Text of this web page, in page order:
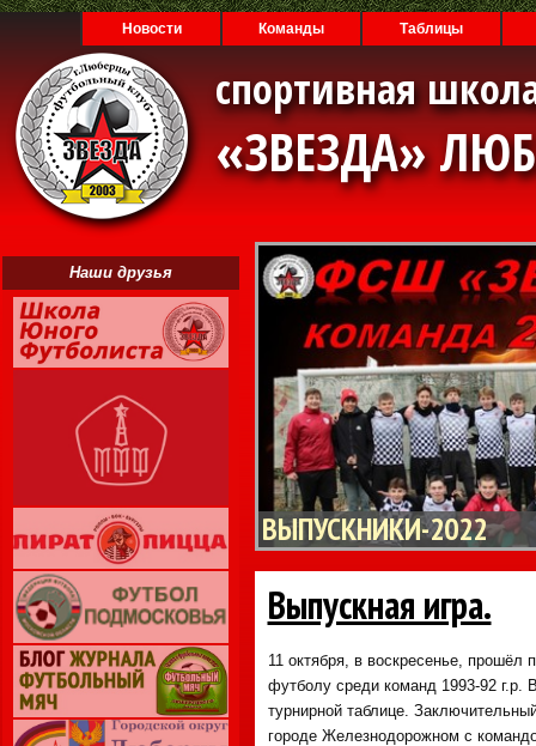
Новости Команды Таблицы
спортивная
«ЗВЕЗДА»
Наши друзья
ВЫПУСКНИКИ-2022
Выпускная игра.
11 октября, в воскресенье, прошёл
футболу среди команд 1993-92 г.р.
турнирной таблице.
городе Железнодорожном с